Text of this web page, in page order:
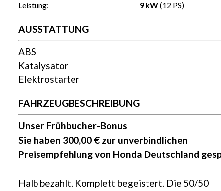
Leistung:
9 kW(12 PS)
AUSSTATTUNG
ABS
Katalysator
Elektrostarter
FAHRZEUGBESCHREIBUNG
Unser Frühbucher-Bonus
Sie haben 300,00 € zur unverbindlichen
Preisempfehlung von Honda Deutschland
Halb bezahlt. Komplett begeistert. Die 50/50